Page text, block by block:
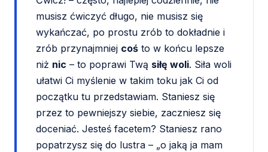
musisz ćwiczyć długo, nie musisz się
wykańczać, po prostu zrób to dokładnie i
zrób przynajmniej coś to w końcu lepsze
niż nic – to poprawi Twą siłę woli. Siła woli
ułatwi Ci myślenie w takim toku jak Ci od
początku tu przedstawiam. Staniesz się
przez to pewniejszy siebie, zaczniesz się
doceniać. Jesteś facetem? Staniesz rano
popatrzysz się do lustra – „o jaką ja mam